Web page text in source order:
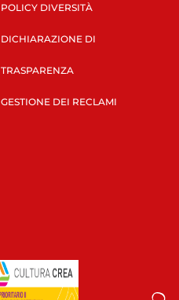
POLICY DIVERSITÀ
DICHIARAZIONE DI
TRASPARENZA
GESTIONE DEI RECLAMI